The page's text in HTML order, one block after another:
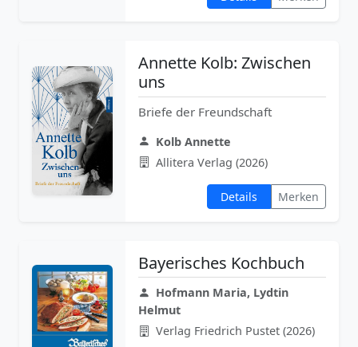
Annette Kolb: Zwischen
uns
Briefe der Freundschaft
Kolb Annette
Allitera Verlag (2026)
Details Merken
Bayerisches Kochbuch
Hofmann Maria, Lydtin
Helmut
Verlag Friedrich Pustet (2026)